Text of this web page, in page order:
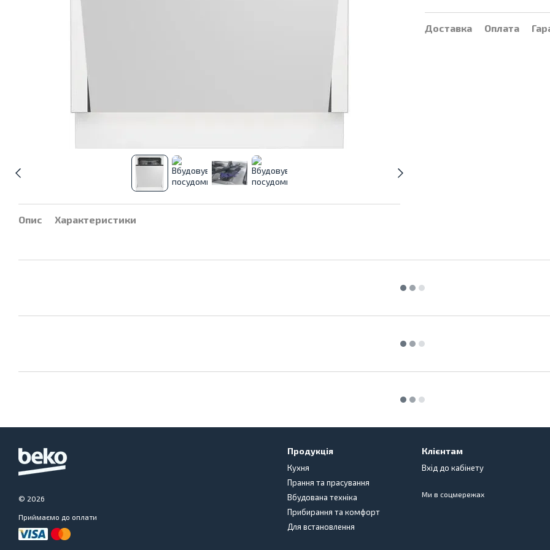
Опис Характеристики
Доставка Оплата
© 2026
Приймаємо до оплати
Продукція
Кухня
Прання та прасування
Вбудована техніка
Прибирання та комфорт
Для встановлення
Клієнтам
Вхід до кабінету
Ми в соцмережах